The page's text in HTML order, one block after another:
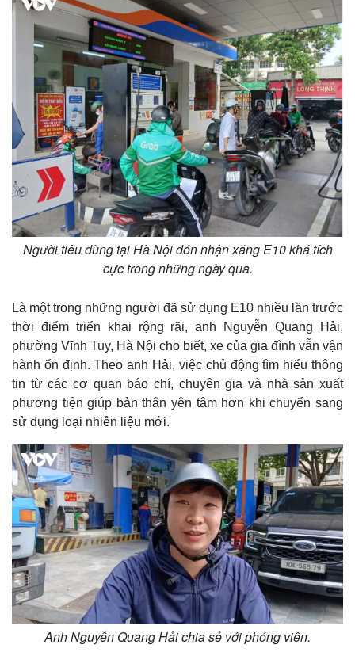
Người tiêu dùng tại Hà Nội đón nhận xăng E10 khá tích
cực trong những ngày qua.
Là một trong những người đã sử dụng E10 nhiều lần trước
thời điểm triển khai rộng rãi, anh Nguyễn Quang Hải,
phường Vĩnh Tuy, Hà Nội cho biết, xe của gia đình vẫn vận
hành ổn định. Theo anh Hải, việc chủ động tìm hiểu thông
tin từ các cơ quan báo chí, chuyên gia và nhà sản xuất
phương tiện giúp bản thân yên tâm hơn khi chuyển sang
sử dụng loại nhiên liệu mới.
Anh Nguyễn Quang Hải chia sẻ với phóng viên.